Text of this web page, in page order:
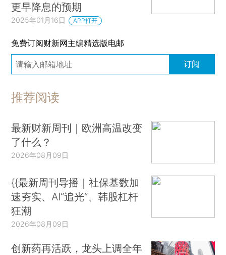
更早降息的预期
2025年01月16日 APP打开
免费订阅财新网主编精选版电邮
订阅
推荐阅读
最新财新周刊｜欧洲高温改变
了什么？
2026年08月09日
{{最新周刊导播｜社保基数加
速夯实、AI“追光”、韩股杠杆
狂潮
2026年08月09日
创新药再活跃，龙头上调全年